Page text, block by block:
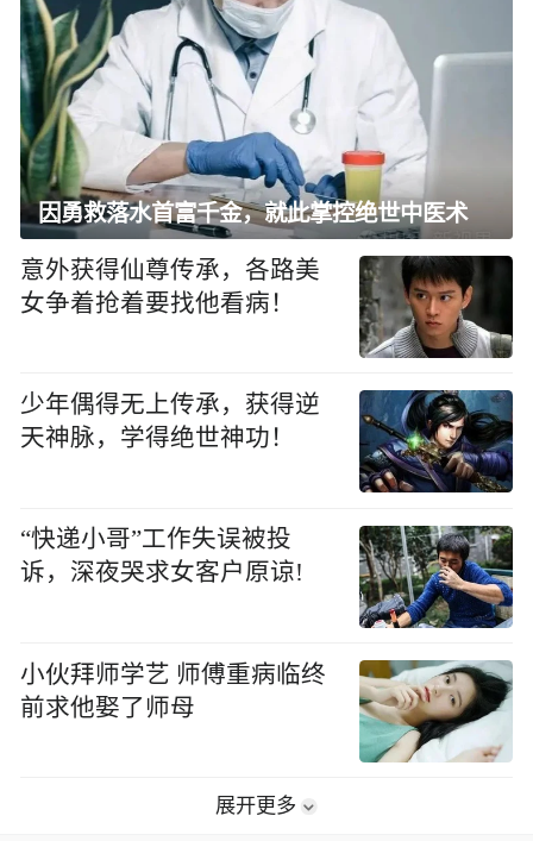
因勇救落水首富千金，就此掌控绝世中医术
意外获得仙尊传承，各路美
女争着抢着要找他看病！
少年偶得无上传承，获得逆
天神脉，学得绝世神功！
“快递小哥”工作失误被投
诉，深夜哭求女客户原谅!
小伙拜师学艺 师傅重病临终
前求他娶了师母
展开更多